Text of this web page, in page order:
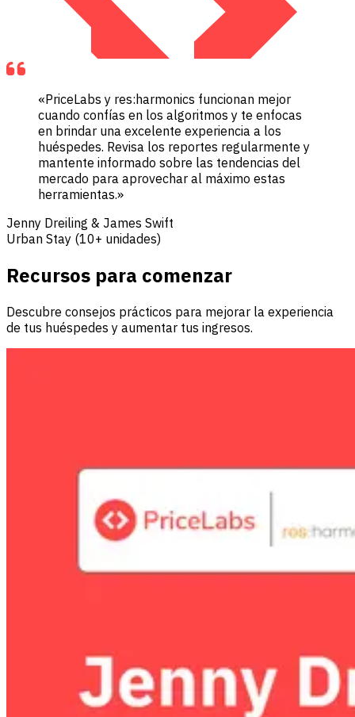
«PriceLabs y res:harmonics funcionan mejor
cuando confías en los algoritmos y te enfocas
en brindar una excelente experiencia a los
huéspedes. Revisa los reportes regularmente y
mantente informado sobre las tendencias del
mercado para aprovechar al máximo estas
herramientas.»
Jenny Dreiling & James Swift
Urban Stay (10+ unidades)
Recursos para comenzar
Descubre consejos prácticos para mejorar la experiencia
de tus huéspedes y aumentar tus ingresos.